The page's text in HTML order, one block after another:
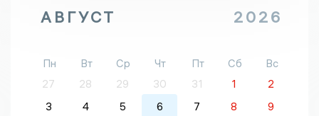
АВГУСТ 2026
Пн Вт Ср Чт Пт Сб
Вс
27
28 29 30 31 1
2
3
4 5 6 7 8
9